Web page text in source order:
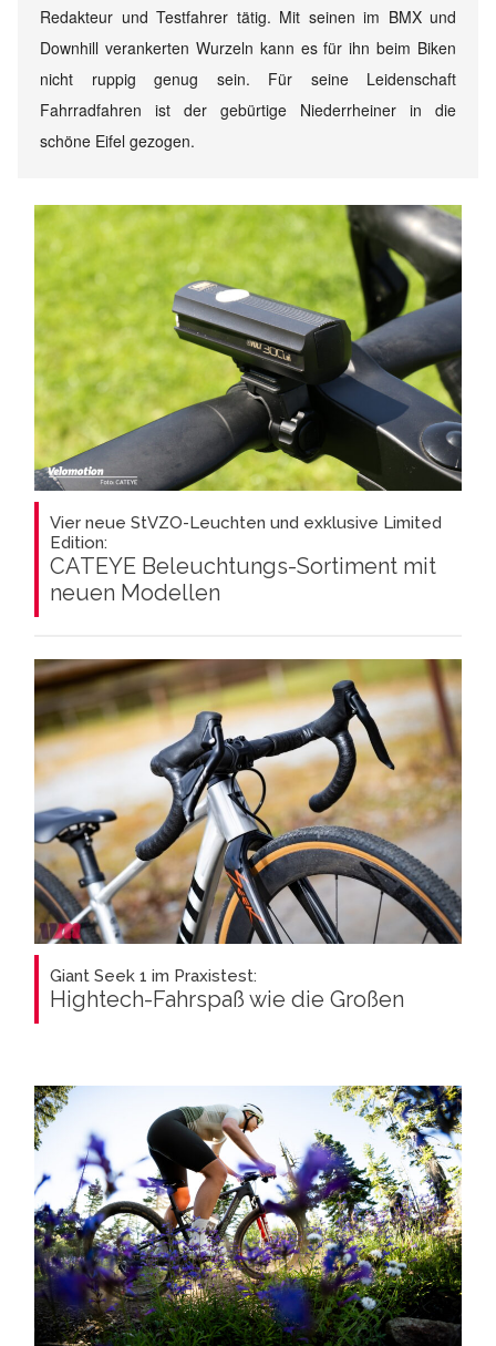
Redakteur und Testfahrer tätig. Mit seinen im BMX und
Downhill verankerten Wurzeln kann es für ihn beim Biken
nicht ruppig genug sein. Für seine Leidenschaft
Fahrradfahren ist der gebürtige Niederrheiner in die
schöne Eifel gezogen.
Vier neue StVZO-Leuchten und exklusive Limited
Edition:
CATEYE Beleuchtungs-Sortiment mit
neuen Modellen
Giant Seek 1 im Praxistest:
Hightech-Fahrspaß wie die Großen